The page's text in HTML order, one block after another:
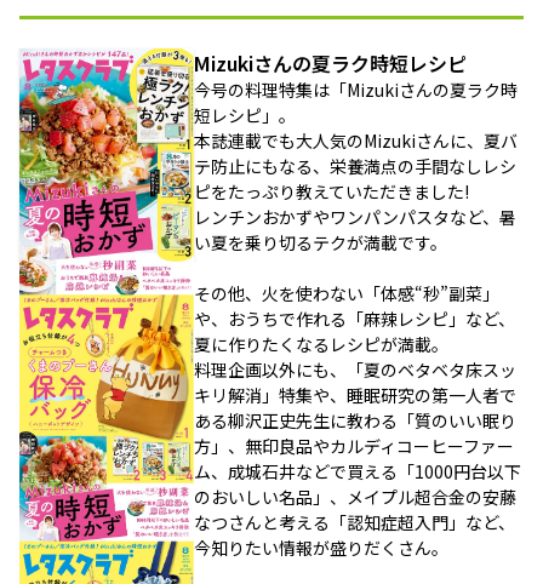
Mizukiさんの夏ラク時短レシピ
今号の料理特集は「Mizukiさんの夏ラク時
短レシピ」。
本誌連載でも大人気のMizukiさんに、夏バ
テ防止にもなる、栄養満点の手間なしレシ
ピをたっぷり教えていただきました!
レンチンおかずやワンパンパスタなど、暑
い夏を乗り切るテクが満載です。
その他、火を使わない「体感“秒”副菜」
や、おうちで作れる「麻辣レシピ」など、
夏に作りたくなるレシピが満載。
料理企画以外にも、「夏のベタベタ床スッ
キリ解消」特集や、睡眠研究の第一人者で
ある柳沢正史先生に教わる「質のいい眠り
方」、無印良品やカルディコーヒーファー
ム、成城石井などで買える「1000円台以下
のおいしい名品」、メイプル超合金の安藤
なつさんと考える「認知症超入門」など、
今知りたい情報が盛りだくさん。